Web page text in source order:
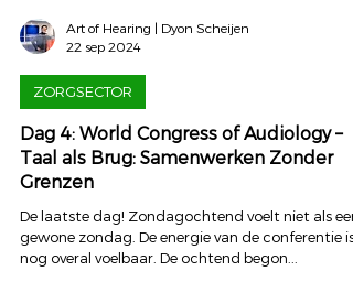
ZORGSECTOR
Dag 4: World Congress of Audiology –
Taal als Brug: Samenwerken Zonder
Grenzen
De laatste dag! Zondagochtend voelt niet als een
gewone zondag. De energie van de conferentie is